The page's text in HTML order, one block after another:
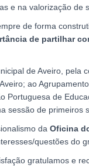
e na valorização de
de forma
de partilhar
de Aveiro, pela
ao
Portuguesa de
sessão de primeiros
da Oficina
questões do
gratulamos e